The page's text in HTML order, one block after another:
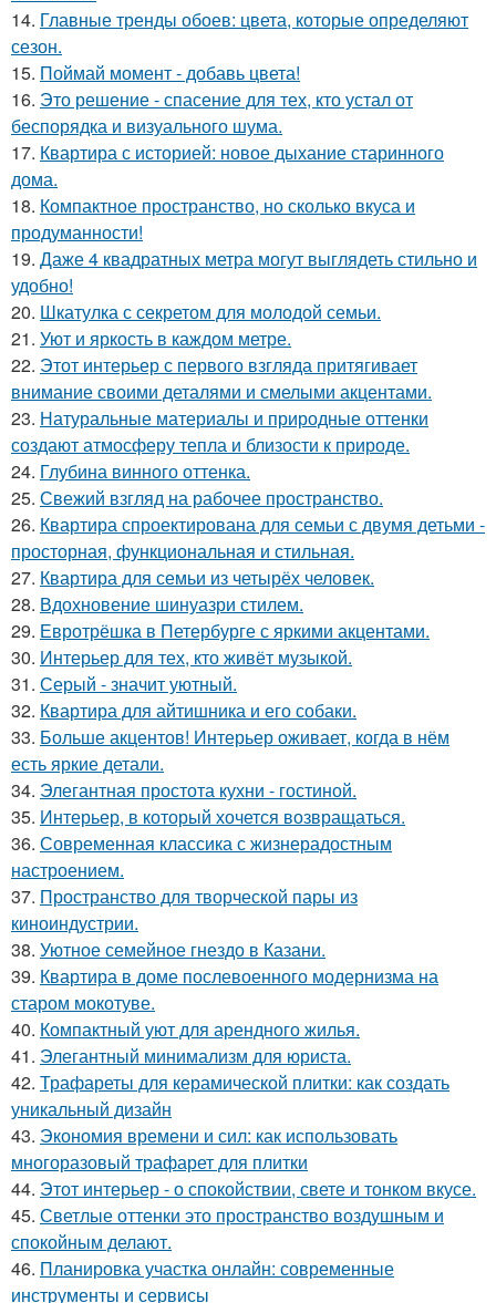
14. Главные тренды обоев: цвета, которые определяют
сезон.
15. Поймай момент - добавь цвета!
16. Это решение - спасение для тех, кто устал от
беспорядка и визуального шума.
17. Квартира с историей: новое дыхание старинного
дома.
18. Компактное пространство, но сколько вкуса и
продуманности!
19. Даже 4 квадратных метра могут выглядеть стильно и
удобно!
20. Шкатулка с секретом для молодой семьи.
21. Уют и яркость в каждом метре.
22. Этот интерьер с первого взгляда притягивает
внимание своими деталями и смелыми акцентами.
23. Натуральные материалы и природные оттенки
создают атмосферу тепла и близости к природе.
24. Глубина винного оттенка.
25. Свежий взгляд на рабочее пространство.
26. Квартира спроектирована для семьи с двумя детьми -
просторная, функциональная и стильная.
27. Квартира для семьи из четырёх человек.
28. Вдохновение шинуазри стилем.
29. Евротрёшка в Петербурге с яркими акцентами.
30. Интерьер для тех, кто живёт музыкой.
31. Серый - значит уютный.
32. Квартира для айтишника и его собаки.
33. Больше акцентов! Интерьер оживает, когда в нём
есть яркие детали.
34. Элегантная простота кухни - гостиной.
35. Интерьер, в который хочется возвращаться.
36. Современная классика с жизнерадостным
настроением.
37. Пространство для творческой пары из
киноиндустрии.
38. Уютное семейное гнездо в Казани.
39. Квартира в доме послевоенного модернизма на
старом мокотуве.
40. Компактный уют для арендного жилья.
41. Элегантный минимализм для юриста.
42. Трафареты для керамической плитки: как создать
уникальный дизайн
43. Экономия времени и сил: как использовать
многоразовый трафарет для плитки
44. Этот интерьер - о спокойствии, свете и тонком вкусе.
45. Светлые оттенки это пространство воздушным и
спокойным делают.
46. Планировка участка онлайн: современные
инструменты и сервисы